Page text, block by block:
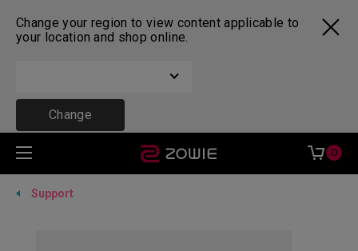
Change your region to view content applicable to
your location and shop online.
Change
0
Support